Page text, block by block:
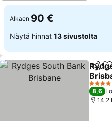
Alkaen 90 €
Näytä hinnat 13 sivustolta
Jaa
4
8,6
14.2